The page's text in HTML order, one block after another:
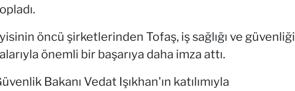
öncü şirketlerinden Tofaş, iş sağlığı ve güvenliği
önemli bir başarıya daha imza attı.
Bakanı Vedat Işıkhan'ın katılımıyla